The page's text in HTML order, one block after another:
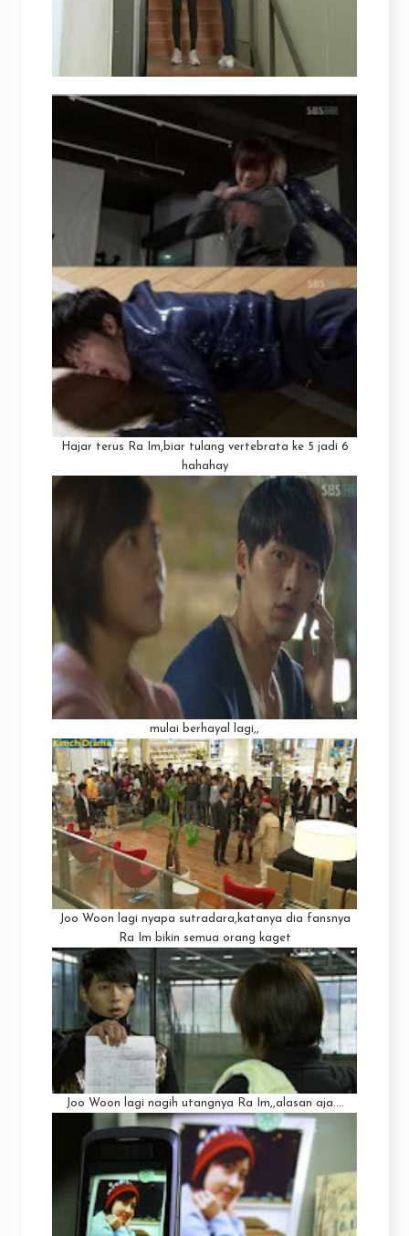
Hajar terus Ra Im,biar tulang vertebrata ke 5 jadi 6
hahahay
mulai berhayal lagi,,
Joo Woon lagi nyapa sutradara,katanya dia fansnya
Ra Im bikin semua orang kaget
Joo Woon lagi nagih utangnya Ra Im,,alasan aja....